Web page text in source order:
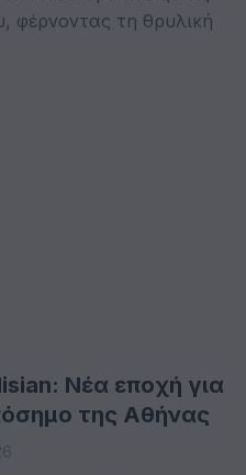
φέρνοντας τη θρυλική
Νέα εποχή για
της Αθήνας